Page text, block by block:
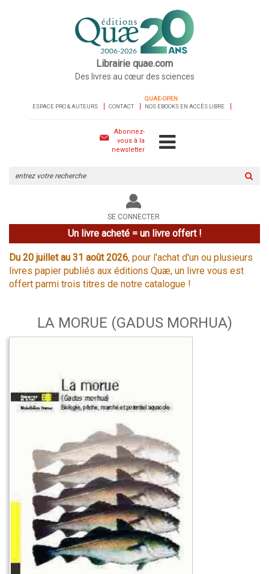
Librairie quae.com
Des livres au cœur des sciences
ESPACE PRO & AUTEURS CONTACT
QUAE-OPEN
NOS EBOOKS EN ACCÈS LIBRE
Abonnez-
vous à la
newsletter
le
site
SE CONNECTER
Un livre acheté = un livre offert !
Du 20 juillet au 31 août 2026, pour l'achat d'un ou plusieurs
livres papier publiés aux éditions Quæ, un livre vous est
offert parmi trois titres de notre catalogue !
LA MORUE (GADUS MORHUA)